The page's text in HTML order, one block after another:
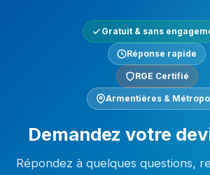
Gratuit & sans
Réponse rapide
RGE Certifié
Armentières &
Demandez votre
Répondez à quelques questions,